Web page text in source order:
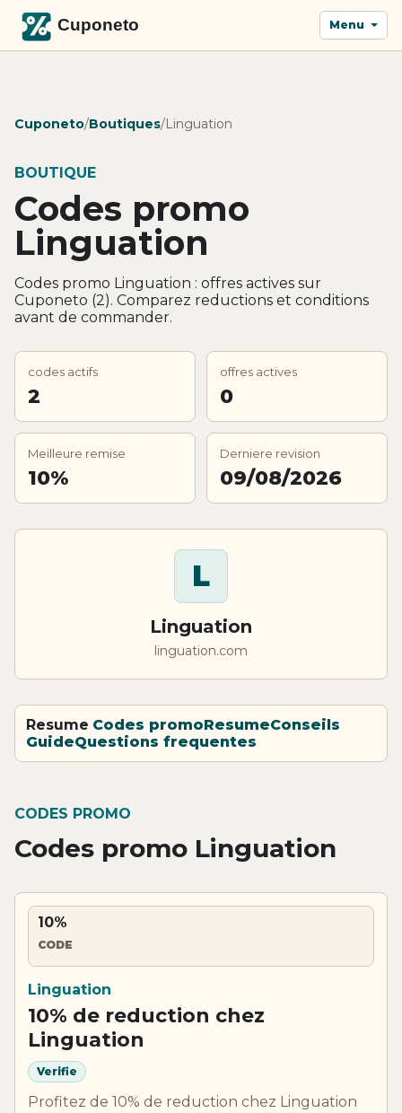
Menu
Cuponeto/Boutiques/Linguation
BOUTIQUE
Codes promo
Linguation
Codes promo Linguation : offres actives sur
Cuponeto (2). Comparez reductions et conditions
avant de commander.
codes actifs
2
offres actives
0
Meilleure remise
10%
Derniere revision
09/08/2026
L
Linguation
linguation.com
Resume Codes promoResumeConseils
GuideQuestions frequentes
CODES PROMO
Codes promo Linguation
10%
CODE
Linguation
10% de reduction chez
Linguation
Verifie
Profitez de 10% de reduction chez Linguation